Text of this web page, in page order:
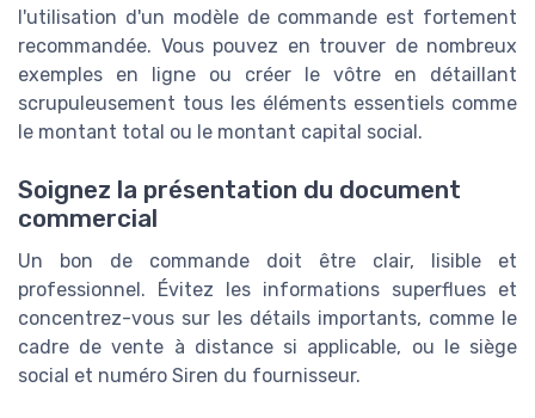
l'utilisation d'un modèle de commande est fortement
recommandée. Vous pouvez en trouver de nombreux
exemples en ligne ou créer le vôtre en détaillant
scrupuleusement tous les éléments essentiels comme
le montant total ou le montant capital social.
Soignez la présentation du document
commercial
Un bon de commande doit être clair, lisible et
professionnel. Évitez les informations superflues et
concentrez-vous sur les détails importants, comme le
cadre de vente à distance si applicable, ou le siège
social et numéro Siren du fournisseur.